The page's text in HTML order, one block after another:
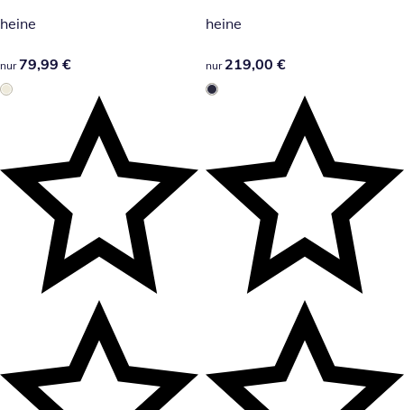
heine
79,99 €
nur 79,99 €
heine
219,00 €
nur 219,00 €